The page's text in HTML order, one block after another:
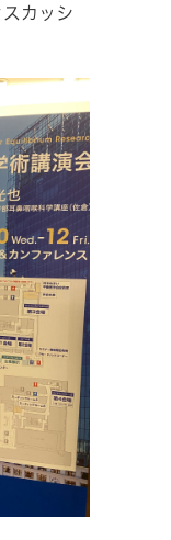
カッシ